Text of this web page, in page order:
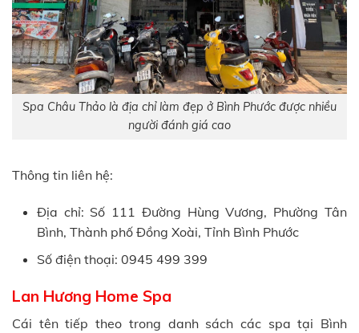
Spa Châu Thảo là địa chỉ làm đẹp ở Bình Phước được nhiều
người đánh giá cao
Thông tin liên hệ:
Địa chỉ: Số 111 Đường Hùng Vương, Phường Tân
Bình, Thành phố Đồng Xoài, Tỉnh Bình Phước
Số điện thoại: 0945 499 399
Lan Hương Home Spa
Cái tên tiếp theo trong danh sách các spa tại Bình